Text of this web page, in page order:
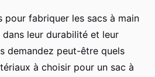
pour fabriquer les sacs à main
leur durabilité et leur
demandez peut-être quels
à choisir pour un sac à